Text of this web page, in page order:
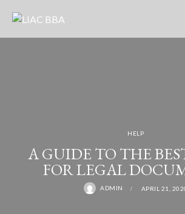
HELP
A GUIDE TO THE
FOR LEGAL
ADMIN APRIL 21,